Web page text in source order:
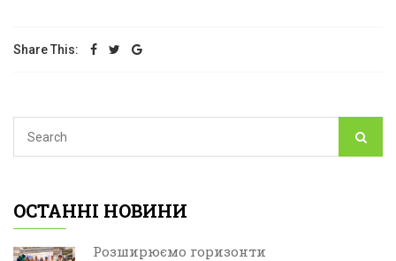
Share This:
ОСТАННІ НОВИНИ
Розширюємо горизонти